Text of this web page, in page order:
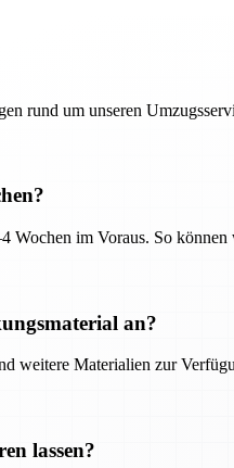
rund um unseren
Wochen im Voraus. So
an?
weitere Materialien zur
lassen?